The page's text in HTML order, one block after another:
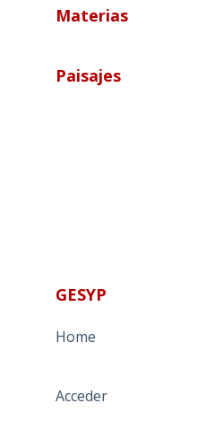
Materias
Paisajes
GESYP
Home
Acceder